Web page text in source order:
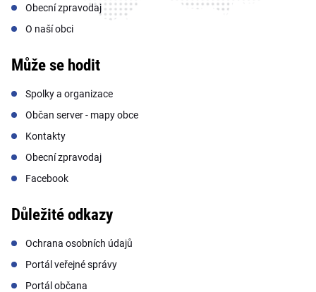
Obecní zpravodaj
O naší obci
Může se hodit
Spolky a organizace
Občan server - mapy obce
Kontakty
Obecní zpravodaj
Facebook
Důležité odkazy
Ochrana osobních údajů
Portál veřejné správy
Portál občana